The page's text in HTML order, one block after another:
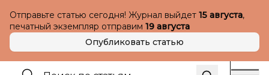
Отправьте статью сегодня! Журнал выйдет 15 августа,
печатный экземпляр отправим 19 августа
Опубликовать статью